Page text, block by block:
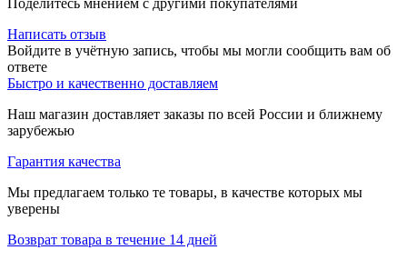
Поделитесь мнением с другими покупателями
Написать отзыв
Войдите в учётную запись, чтобы мы могли сообщить вам об
ответе
Быстро и качественно доставляем
Наш магазин доставляет заказы по всей России и ближнему
зарубежью
Гарантия качества
Мы предлагаем только те товары, в качестве которых мы
уверены
Возврат товара в течение 14 дней